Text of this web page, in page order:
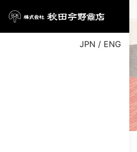
JPN / ENG